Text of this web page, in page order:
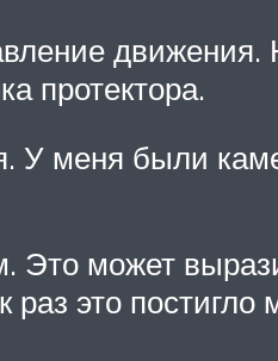
движения.
протектора.
У меня были
Это может
раз это постигло